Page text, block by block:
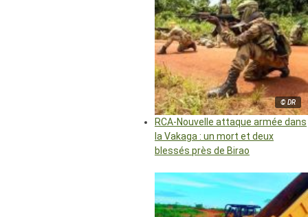
© DR
RCA-Nouvelle attaque armée dans
la Vakaga : un mort et deux
blessés près de Birao